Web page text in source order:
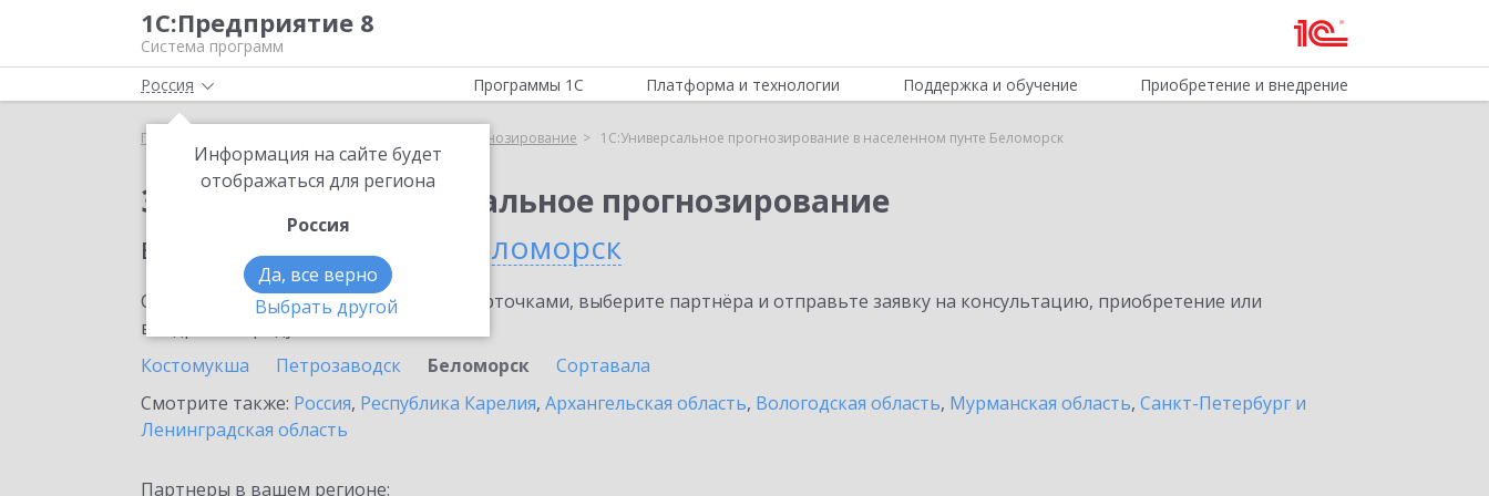
1С:Предприятие 8
Система программ
Россия
Информация на сайте будет
отображаться для региона
Россия
Да, все верно
Выбрать другой
Программы 1С Платформа и технологии Поддержка и обучение Приобретение и внедрение
Главная 1С:Универсальное прогнозирование 1С:Универсальное прогнозирование в населенном пунте Беломорск
Заказать 1С:Универсальное прогнозирование
в населенном пунте
Беломорск
Ознакомьтесь с информационными карточками, выберите партнёра и отправьте заявку на консультацию, приобретение или
внедрение продукта.
Костомукша
Петрозаводск Беломорск
Сортавала
Смотрите также: Россия, Республика Карелия, Архангельская область, Вологодская область, Мурманская область, Санкт-Петербург и
Ленинградская область
Партнеры в вашем регионе: